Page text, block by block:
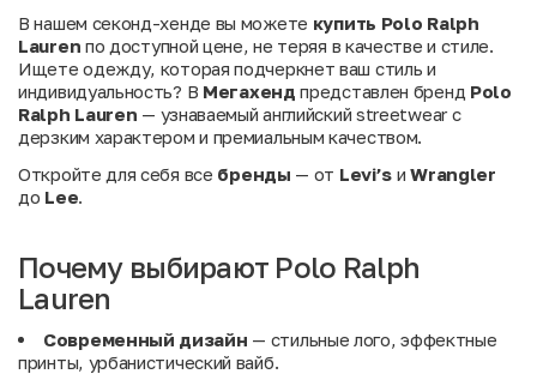
В нашем секонд-хенде вы можете купить Polo Ralph
Lauren по доступной цене, не теряя в качестве и стиле.
Ищете одежду, которая подчеркнет ваш стиль и
индивидуальность? В Мегахенд представлен бренд Polo
Ralph Lauren — узнаваемый английский streetwear с
дерзким характером и премиальным качеством.
Откройте для себя все бренды — от Levi’s иWrangler
до Lee.
Почему выбирают Polo Ralph
Lauren
Современный дизайн — стильные лого, эффектные
принты, урбанистический вайб.